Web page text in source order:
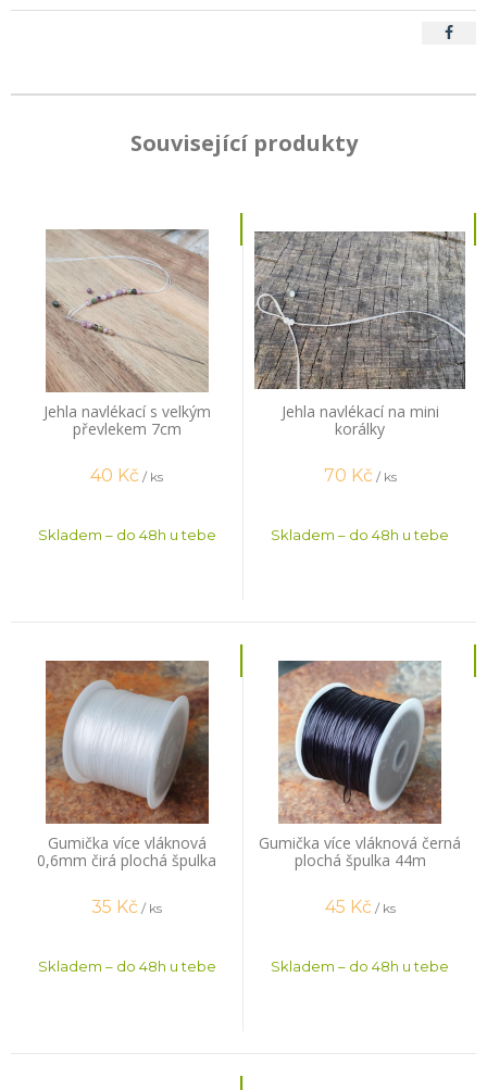
Související produkty
Jehla navlékací s velkým
převlekem 7cm
40 Kč / ks
Skladem – do 48h u tebe
Jehla navlékací na mini
korálky
70 Kč / ks
Skladem – do 48h u tebe
Gumička více vláknová
0,6mm čirá plochá špulka
44m
35 Kč / ks
Skladem – do 48h u tebe
Gumička více vláknová černá
plochá špulka 44m
45 Kč / ks
Skladem – do 48h u tebe